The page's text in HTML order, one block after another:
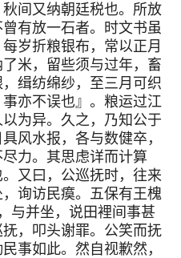
间又纳朝廷税也。所放
有放一石者。时文书虽
岁折粮银布，常以正月
米，留些须与过年，畜
缉纺绵纱，至三月可织
亦不误也』。粮运过江
为异。久之，乃知公于
风水报，各与数健卒，
力。其思虑详而计算
又曰，公巡抚时，往来
询访民瘼。五保有王槐
与并坐，说田裡间事甚
，叩头谢罪。公笑而抚
事如此。然自视歉然，